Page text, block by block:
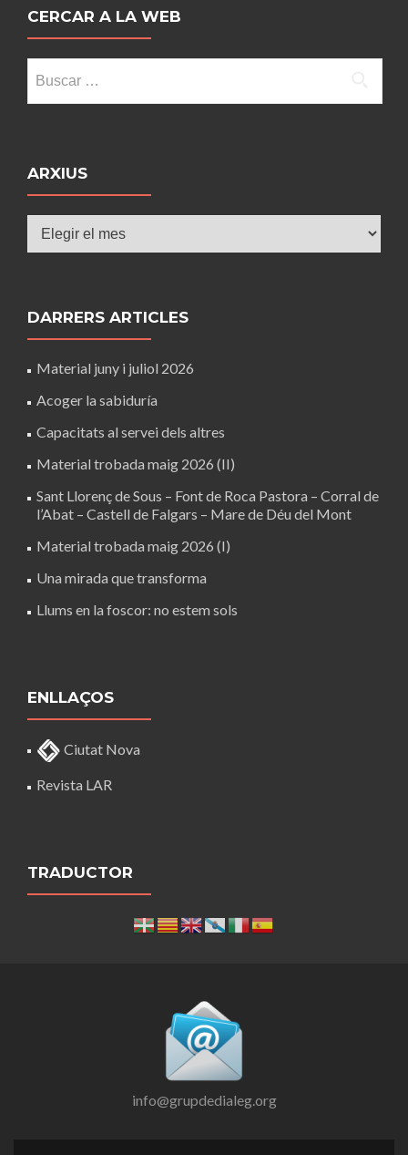
CERCAR A LA WEB
ARXIUS
DARRERS ARTICLES
Material juny i juliol 2026
Acoger la sabiduría
Capacitats al servei dels altres
Material trobada maig 2026 (II)
Sant Llorenç de Sous – Font de Roca Pastora – Corral de
l’Abat – Castell de Falgars – Mare de Déu del Mont
Material trobada maig 2026 (I)
Una mirada que transforma
Llums en la foscor: no estem sols
ENLLAÇOS
Ciutat Nova
Revista LAR
TRADUCTOR
info@grupdedialeg.org